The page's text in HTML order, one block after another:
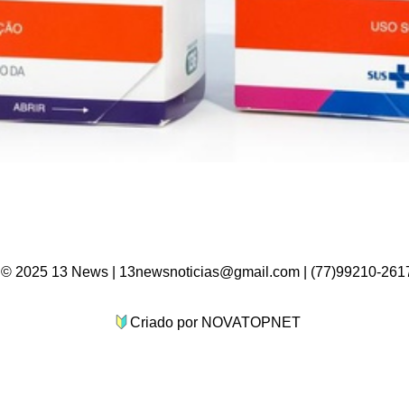
© 2025 13 News | 13newsnoticias@gmail.com | (77)99210-
Criado por NOVATOPNET